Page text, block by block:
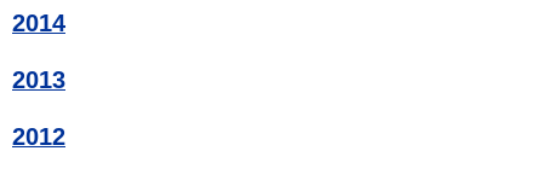
2014
2013
2012